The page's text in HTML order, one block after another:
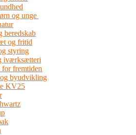
og unge
beredskab
og fritid
styring
iværksætteri
fremtiden
byudvikling
KV25